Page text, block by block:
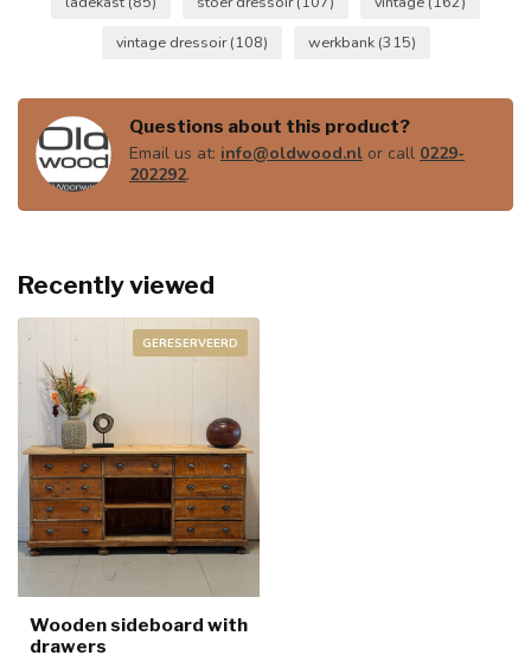
vintage dressoir(108) werkbank (315)
Questions about this product?
Email us at: info@oldwood.nl or call 0229-
202292.
Recently viewed
GERESERVEERD
Wooden sideboard with
drawers